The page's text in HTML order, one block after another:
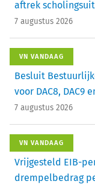
aftrek
7 augustus 2026
VN VANDAAG
Besluit
voor DAC8, DAC9
7 augustus 2026
VN VANDAAG
Vrijgesteld EIB-
drempelbedrag